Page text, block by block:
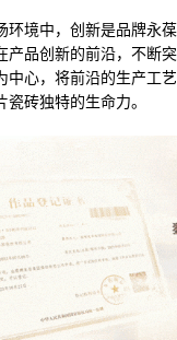
境中，创新是品牌永
产品创新的前沿，不断
中心，将前沿的生产工
砖独特的生命力。